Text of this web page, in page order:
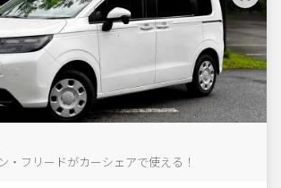
・フリードがカーシェアで使える！